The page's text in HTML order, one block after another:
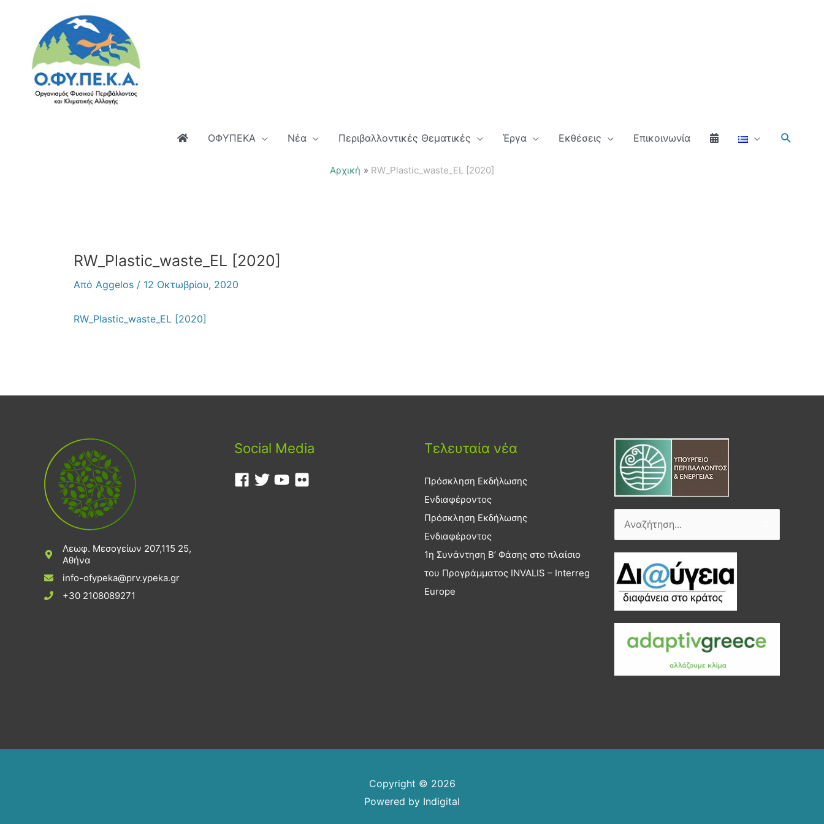
περιεχόμενο
ΟΦΥΠΕΚΑ Νέα Περιβαλλοντικές Θεματικές Έργα Εκθέσεις Επικοινωνία
Αρχική RW_Plastic_waste_EL [2020]
RW_Plastic_waste_EL [2020]
Από Aggelos / 12 Οκτωβρίου, 2020
RW_Plastic_waste_EL [2020]
Λεωφ. Μεσογείων 207,115 25,
Αθήνα
info-ofypeka@prv.ypeka.gr
+30 2108089271
Social Media Τελευταία νέα
Πρόσκληση Εκδήλωσης
Ενδιαφέροντος
Πρόσκληση Εκδήλωσης
Ενδιαφέροντος
1η Συνάντηση Β’ Φάσης στο πλαίσιο
του Προγράμματος INVALIS – Interreg
Europe
Αναζήτηση
Copyright © 2026
Powered by Indigital